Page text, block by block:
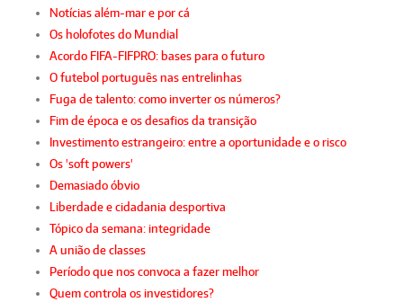
Notícias além-mar e por cá
Os holofotes do Mundial
Acordo FIFA-FIFPRO: bases para o futuro
O futebol português nas entrelinhas
Fuga de talento: como inverter os números?
Fim de época e os desafios da transição
Investimento estrangeiro: entre a oportunidade e o risco
Os 'soft powers'
Demasiado óbvio
Liberdade e cidadania desportiva
Tópico da semana: integridade
A união de classes
Período que nos convoca a fazer melhor
Quem controla os investidores?